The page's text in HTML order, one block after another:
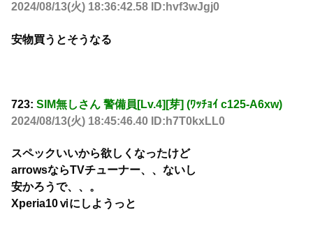
2024/08/13(火) 18:36:42.58 ID:hvf3wJgj0
安物買うとそうなる
723: SIM無しさん 警備員[Lv.4][芽] (ﾜｯﾁｮｲ c125-A6xw)
2024/08/13(火) 18:45:46.40 ID:h7T0kxLL0
スペックいいから欲しくなったけど
arrowsならTVチューナー、、ないし
安かろうで、、。
Xperia10ⅵにしようっと